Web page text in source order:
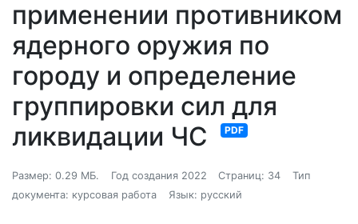
применении противником
ядерного оружия по
городу и определение
группировки сил для
ликвидации ЧС
PDF
Размер: 0.29 МБ. Год создания 2022 Страниц: 34
Тип
документа: курсовая работа
Язык: русский